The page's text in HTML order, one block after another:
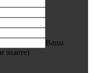
Ваша
знаете)